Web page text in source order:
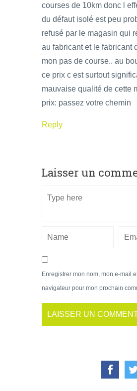
courses de 10km donc l
du défaut isolé est peu
refusé par le magasin qui
au fabricant et le fabricant
mon pas de course.. au
ce prix c est surtout
mauvaise qualité de cette
prix: passez votre chemin
Reply
Laisser un
Enregistrer mon nom, mon e-mail
navigateur pour mon prochain